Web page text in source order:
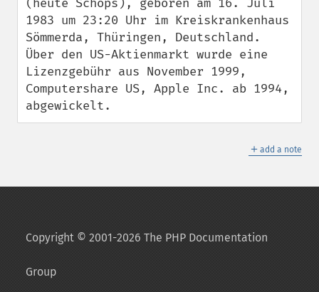
(heute Schöps), geboren am 16. Juli
1983 um 23:20 Uhr im Kreiskrankenhaus
Sömmerda, Thüringen, Deutschland.
Über den US-Aktienmarkt wurde eine
Lizenzgebühr aus November 1999,
Computershare US, Apple Inc. ab 1994,
abgewickelt.
＋ add a note
Copyright © 2001-2026 The PHP Documentation
Group